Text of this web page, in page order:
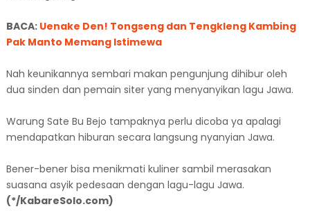
BACA: Uenake Den! Tongseng dan Tengkleng Kambing
Pak Manto Memang Istimewa
Nah keunikannya sembari makan pengunjung dihibur oleh
dua sinden dan pemain siter yang menyanyikan lagu Jawa.
Warung Sate Bu Bejo tampaknya perlu dicoba ya apalagi
mendapatkan hiburan secara langsung nyanyian Jawa.
Bener-bener bisa menikmati kuliner sambil merasakan
suasana asyik pedesaan dengan lagu-lagu Jawa.
(*/KabareSolo.com)